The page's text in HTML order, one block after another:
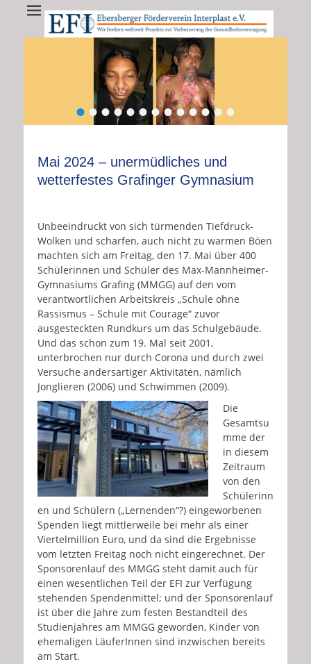
EFI - Ebersberger
Förderverein
Interplast e.V.
EFI e.V. fördert weltweit Projekte zur Verbesserung der
Gesundheitsversorgung
•••••••••••••
Mai 2024 – unermüdliches und
wetterfestes Grafinger Gymnasium
Unbeeindruckt von sich türmenden Tiefdruck-
Wolken und scharfen, auch nicht zu warmen Böen
machten sich am Freitag, den 17. Mai über 400
Schülerinnen und Schüler des Max-Mannheimer-
Gymnasiums Grafing (MMGG) auf den vom
verantwortlichen Arbeitskreis „Schule ohne
Rassismus – Schule mit Courage“ zuvor
ausgesteckten Rundkurs um das Schulgebäude.
Und das schon zum 19. Mal seit 2001,
unterbrochen nur durch Corona und durch zwei
Versuche andersartiger Aktivitäten, nämlich
Jonglieren (2006) und Schwimmen (2009).
Die
Gesamtsu
mme der
in diesem
Zeitraum
von den
Schülerinn
en und Schülern („Lernenden“?) eingeworbenen
Spenden liegt mittlerweile bei mehr als einer
Viertelmillion Euro, und da sind die Ergebnisse
vom letzten Freitag noch nicht eingerechnet. Der
Sponsorenlauf des MMGG steht damit auch für
einen wesentlichen Teil der EFI zur Verfügung
stehenden Spendenmittel; und der Sponsorenlauf
ist über die Jahre zum festen Bestandteil des
Studienjahres am MMGG geworden, Kinder von
ehemaligen LäuferInnen sind inzwischen bereits
am Start.